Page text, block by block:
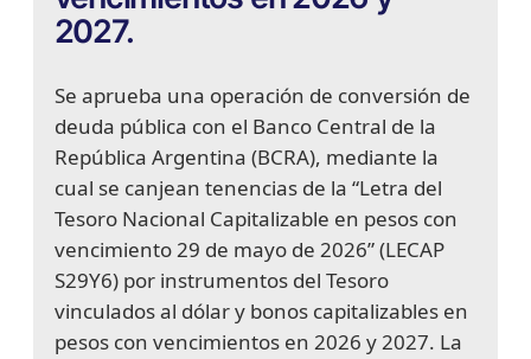
2027.
Se aprueba una operación de conversión de
deuda pública con el Banco Central de la
República Argentina (BCRA), mediante la
cual se canjean tenencias de la “Letra del
Tesoro Nacional Capitalizable en pesos con
vencimiento 29 de mayo de 2026” (LECAP
S29Y6) por instrumentos del Tesoro
vinculados al dólar y bonos capitalizables en
pesos con vencimientos en 2026 y 2027. La